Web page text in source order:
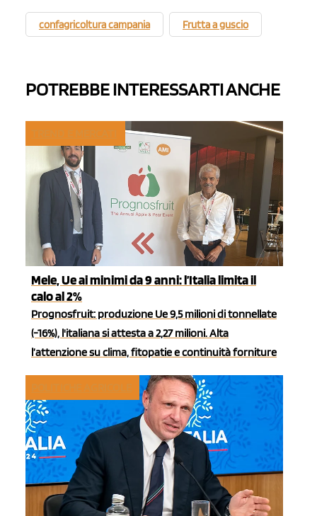
confagricoltura campania Frutta a guscio
POTREBBE INTERESSARTI ANCHE
Mele, Ue ai minimi da 9 anni: l’Italia limita il
calo al 2%
Prognosfruit: produzione Ue 9,5 milioni di tonnellate
(-16%), l'italiana si attesta a 2,27 milioni. Alta
l’attenzione su clima, fitopatie e continuità forniture